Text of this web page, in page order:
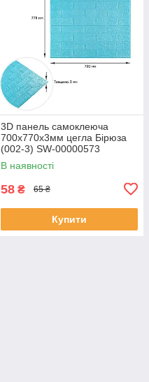
3D панель самоклеюча
700х770х3мм цегла Бірюза
(002-3) SW-00000573
В наявності
58 ₴ 65 ₴
Купити